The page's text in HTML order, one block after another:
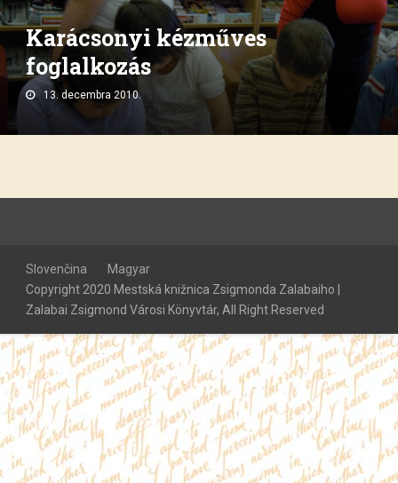
Karácsonyi kézműves
foglalkozás
13. decembra 2010.
Slovenčina
Magyar
Copyright 2020 Mestská knižnica Zsigmonda Zalabaiho |
Zalabai Zsigmond Városi Könyvtár, All Right Reserved